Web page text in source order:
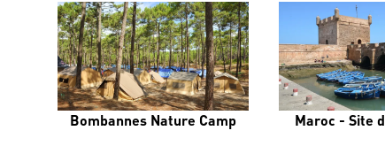
Bombannes Nature Camp Maroc - Site